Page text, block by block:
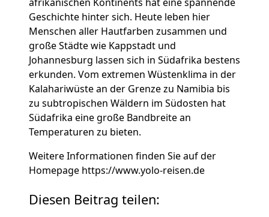
Geschichte hinter sich. Heute leben hier
Menschen aller Hautfarben zusammen und
große Städte wie Kappstadt und
Johannesburg lassen sich in Südafrika bestens
erkunden. Vom extremen Wüstenklima in der
Kalahariwüste an der Grenze zu Namibia bis
zu subtropischen Wäldern im Südosten hat
Südafrika eine große Bandbreite an
Temperaturen zu bieten.
Weitere Informationen finden Sie auf der
Homepage https://www.yolo-reisen.de
Diesen Beitrag teilen: